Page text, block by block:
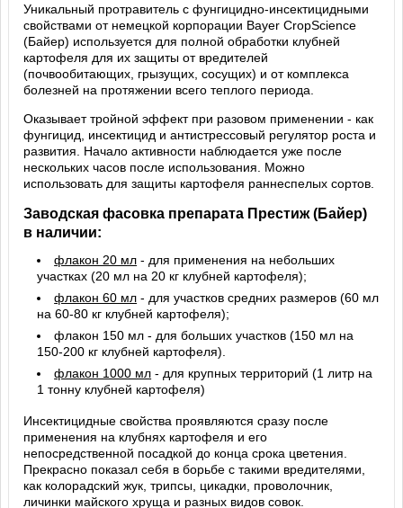
Уникальный протравитель с фунгицидно-инсектицидными
свойствами от немецкой корпорации Bayer CropScience
(Байер) используется для полной обработки клубней
картофеля для их защиты от вредителей
(почвообитающих, грызущих, сосущих) и от комплекса
болезней на протяжении всего теплого периода.
Оказывает тройной эффект при разовом применении - как
фунгицид, инсектицид и антистрессовый регулятор роста и
развития. Начало активности наблюдается уже после
нескольких часов после использования. Можно
использовать для защиты картофеля раннеспелых сортов.
Заводская фасовка препарата Престиж (Байер)
в наличии:
флакон 20 мл - для применения на небольших
участках (20 мл на 20 кг клубней картофеля);
флакон 60 мл - для участков средних размеров (60 мл
на 60-80 кг клубней картофеля);
флакон 150 мл - для больших участков (150 мл на
150-200 кг клубней картофеля).
флакон 1000 мл - для крупных территорий (1 литр на
1 тонну клубней картофеля)
Инсектицидные свойства проявляются сразу после
применения на клубнях картофеля и его
непосредственной посадкой до конца срока цветения.
Прекрасно показал себя в борьбе с такими вредителями,
как колорадский жук, трипсы, цикадки, проволочник,
личинки майского хруща и разных видов совок.